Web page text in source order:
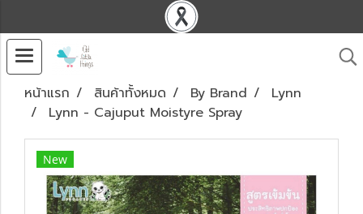
หน้าแรก สินค้าทั้งหมด By Brand
Lynn
Lynn - Cajuput Moistyre Spray
New